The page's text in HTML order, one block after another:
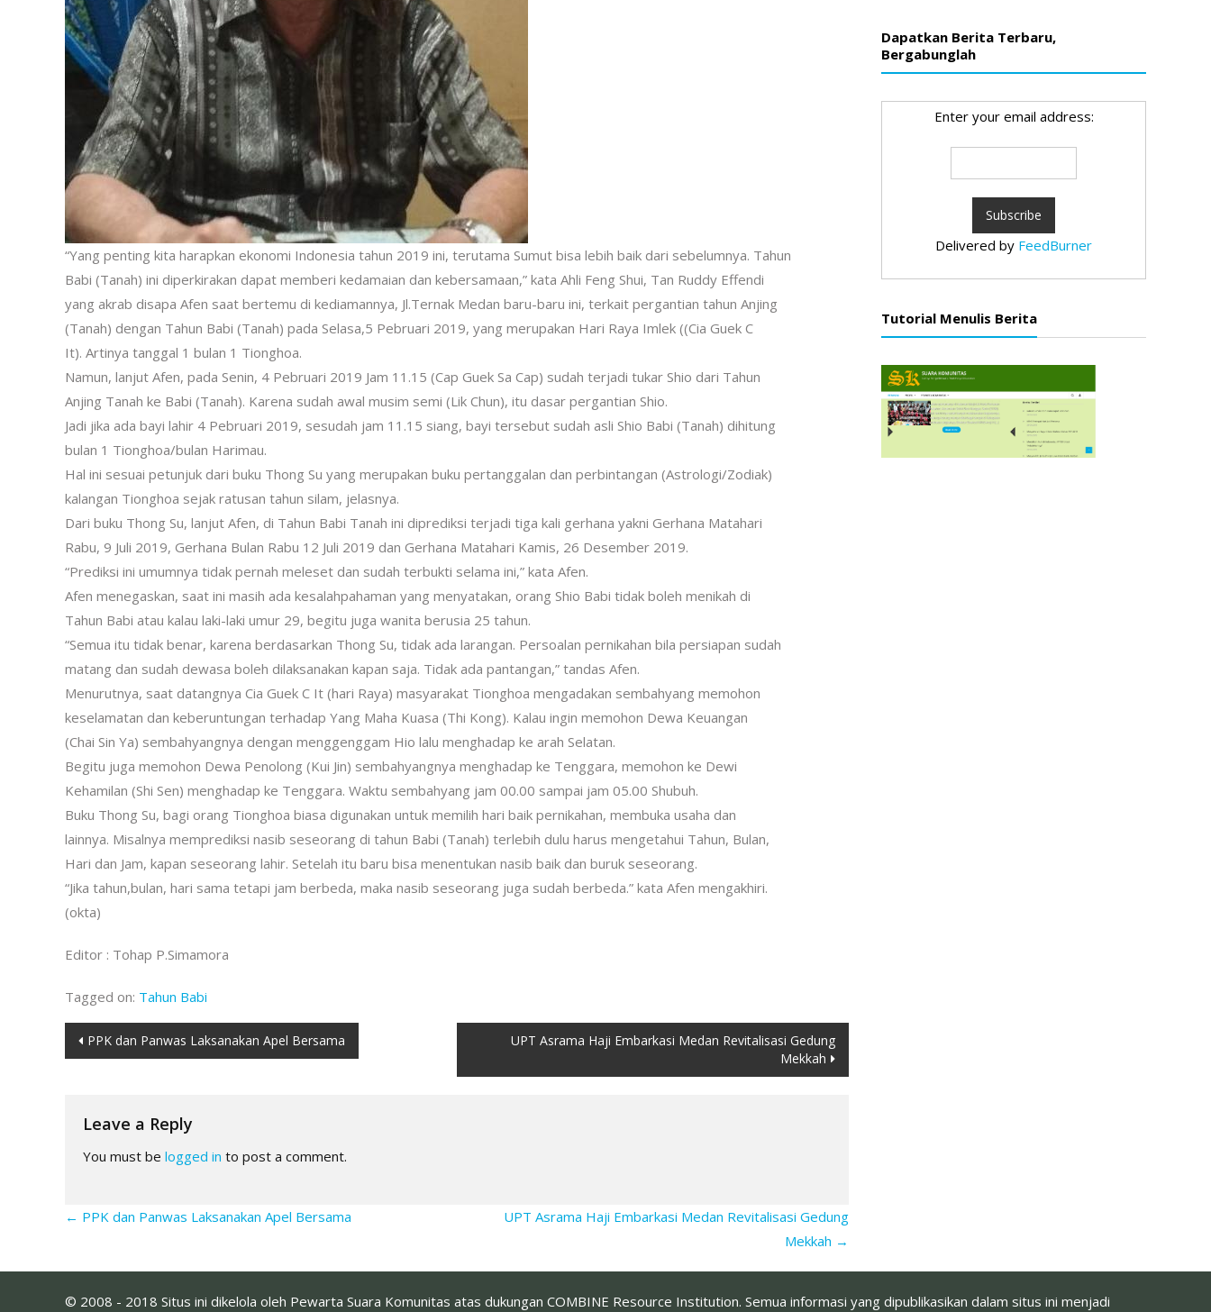
“Yang penting kita harapkan ekonomi Indonesia tahun 2019 ini, terutama Sumut bisa lebih baik dari sebelumnya. Tahun
Babi (Tanah) ini diperkirakan dapat memberi kedamaian dan kebersamaan,” kata Ahli Feng Shui, Tan Ruddy Effendi
yang akrab disapa Afen saat bertemu di kediamannya, Jl.Ternak Medan baru-baru ini, terkait pergantian tahun Anjing
(Tanah) dengan Tahun Babi (Tanah) pada Selasa,5 Pebruari 2019, yang merupakan Hari Raya Imlek ((Cia Guek C
It). Artinya tanggal 1 bulan 1 Tionghoa.
Namun, lanjut Afen, pada Senin, 4 Pebruari 2019 Jam 11.15 (Cap Guek Sa Cap) sudah terjadi tukar Shio dari Tahun
Anjing Tanah ke Babi (Tanah). Karena sudah awal musim semi (Lik Chun), itu dasar pergantian Shio.
Jadi jika ada bayi lahir 4 Pebruari 2019, sesudah jam 11.15 siang, bayi tersebut sudah asli Shio Babi (Tanah) dihitung
bulan 1 Tionghoa/bulan Harimau.
Hal ini sesuai petunjuk dari buku Thong Su yang merupakan buku pertanggalan dan perbintangan (Astrologi/Zodiak)
kalangan Tionghoa sejak ratusan tahun silam, jelasnya.
Dari buku Thong Su, lanjut Afen, di Tahun Babi Tanah ini diprediksi terjadi tiga kali gerhana yakni Gerhana Matahari
Rabu, 9 Juli 2019, Gerhana Bulan Rabu 12 Juli 2019 dan Gerhana Matahari Kamis, 26 Desember 2019.
“Prediksi ini umumnya tidak pernah meleset dan sudah terbukti selama ini,” kata Afen.
Afen menegaskan, saat ini masih ada kesalahpahaman yang menyatakan, orang Shio Babi tidak boleh menikah di
Tahun Babi atau kalau laki-laki umur 29, begitu juga wanita berusia 25 tahun.
“Semua itu tidak benar, karena berdasarkan Thong Su, tidak ada larangan. Persoalan pernikahan bila persiapan sudah
matang dan sudah dewasa boleh dilaksanakan kapan saja. Tidak ada pantangan,” tandas Afen.
Menurutnya, saat datangnya Cia Guek C It (hari Raya) masyarakat Tionghoa mengadakan sembahyang memohon
keselamatan dan keberuntungan terhadap Yang Maha Kuasa (Thi Kong). Kalau ingin memohon Dewa Keuangan
(Chai Sin Ya) sembahyangnya dengan menggenggam Hio lalu menghadap ke arah Selatan.
Begitu juga memohon Dewa Penolong (Kui Jin) sembahyangnya menghadap ke Tenggara, memohon ke Dewi
Kehamilan (Shi Sen) menghadap ke Tenggara. Waktu sembahyang jam 00.00 sampai jam 05.00 Shubuh.
Buku Thong Su, bagi orang Tionghoa biasa digunakan untuk memilih hari baik pernikahan, membuka usaha dan
lainnya. Misalnya memprediksi nasib seseorang di tahun Babi (Tanah) terlebih dulu harus mengetahui Tahun, Bulan,
Hari dan Jam, kapan seseorang lahir. Setelah itu baru bisa menentukan nasib baik dan buruk seseorang.
“Jika tahun,bulan, hari sama tetapi jam berbeda, maka nasib seseorang juga sudah berbeda.” kata Afen mengakhiri.
(okta)
Editor : Tohap P.Simamora
Tagged on: Tahun Babi
Post
PPK dan Panwas Laksanakan Apel Bersama
UPT Asrama Haji Embarkasi Medan Revitalisasi Gedung
Mekkah
Leave a Reply
You must be logged in to post a comment.
← PPK dan Panwas Laksanakan Apel Bersama
UPT Asrama Haji Embarkasi Medan Revitalisasi Gedung
Mekkah →
Dapatkan Berita Terbaru,
Bergabunglah
Enter your email address:
Delivered by FeedBurner
Tutorial Menulis Berita
© 2008 - 2018 Situs ini dikelola oleh Pewarta Suara Komunitas atas dukungan COMBINE Resource Institution. Semua informasi yang dipublikasikan dalam situs ini menjadi